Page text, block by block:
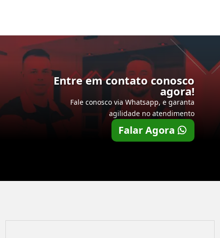
Entre em contato conosco
agora!
Fale conosco via Whatsapp, e garanta
agilidade no atendimento
Falar Agora